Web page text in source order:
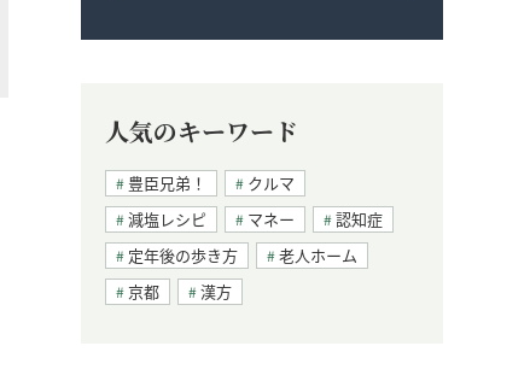
人気のキーワード
豊臣兄弟！
クルマ
減塩レシピ
マネー
認知症
定年後の歩き方
老人ホーム
京都
漢方